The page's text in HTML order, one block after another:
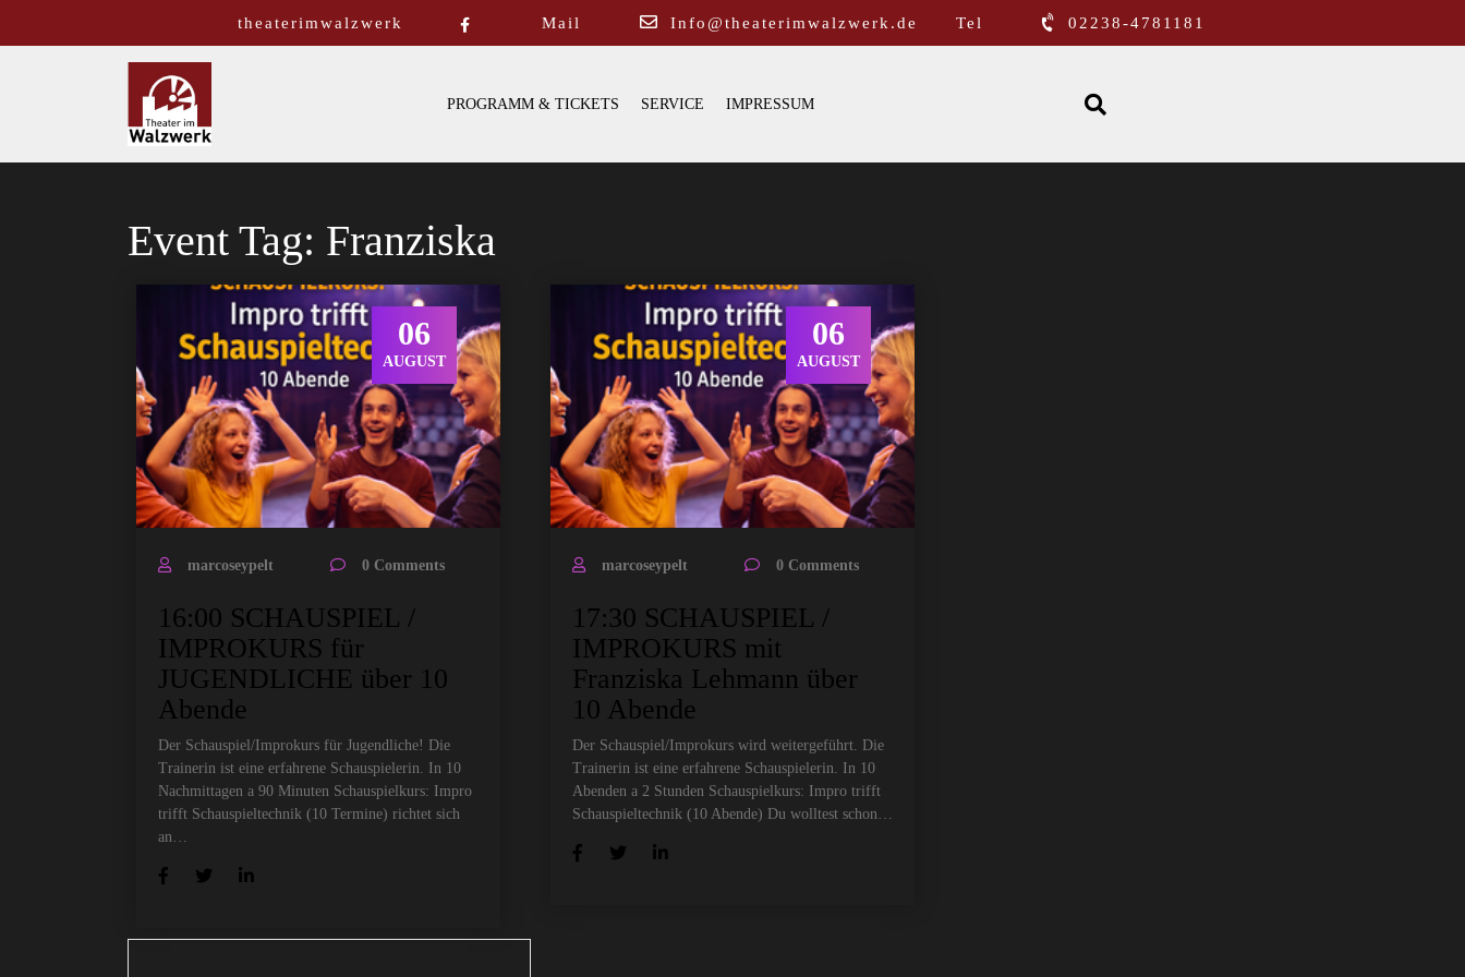
theaterimwalzwerk Mail Info@theaterimwalzwerk.de Tel 02238-4781181
PROGRAMM & TICKETS SERVICE IMPRESSUM
Event Tag: Franziska
06
AUGUST
marcoseypelt 0 Comments
16:00 SCHAUSPIEL /
IMPROKURS für
JUGENDLICHE über 10
Abende
Der Schauspiel/Improkurs für Jugendliche! Die
Trainerin ist eine erfahrene Schauspielerin. In 10
Nachmittagen a 90 Minuten Schauspielkurs: Impro
trifft Schauspieltechnik (10 Termine) richtet sich
an…
06
AUGUST
marcoseypelt 0 Comments
17:30 SCHAUSPIEL /
IMPROKURS mit
Franziska Lehmann über
10 Abende
Der Schauspiel/Improkurs wird weitergeführt. Die
Trainerin ist eine erfahrene Schauspielerin. In 10
Abenden a 2 Stunden Schauspielkurs: Impro trifft
Schauspieltechnik (10 Abende) Du wolltest schon…